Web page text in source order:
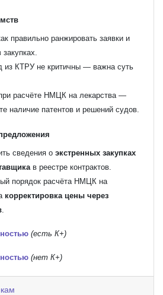
правильно ранжировать заявки и
из КТРУ не критичны — важна суть
расчёте НМЦК на лекарства —
наличие патентов и решений судов.
сведения о экстренных закупках
в реестре контрактов.
порядок расчёта НМЦК на
корректировка цены через
(есть К+)
(нет К+)